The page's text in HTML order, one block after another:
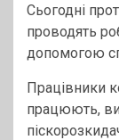
Сьогодні
проводять
допомогою
Працівники
працюють,